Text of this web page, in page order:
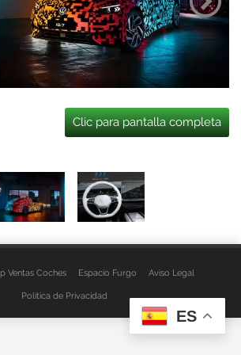
Clic para pantalla completa
Ventas Coches Espacio Furgo Aviso Legal
Política de Privacidad
ES